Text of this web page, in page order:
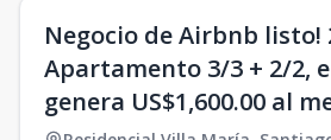
Negocio de Airbnb listo!
Apartamento 3/3 + 2/2,
genera US$1,600.00 al